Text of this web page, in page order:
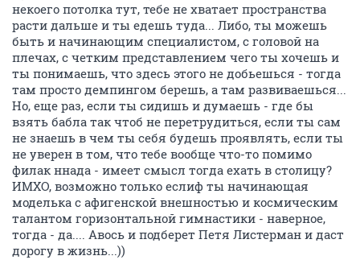
некоего потолка тут, тебе не хватает пространства
расти дальше и ты едешь туда... Либо, ты можешь
быть и начинающим специалистом, с головой на
плечах, с четким представлением чего ты хочешь и
ты понимаешь, что здесь этого не добьешься - тогда
там просто демпингом берешь, а там развиваешься...
Но, еще раз, если ты сидишь и думаешь - где бы
взять бабла так чтоб не перетрудиться, если ты сам
не знаешь в чем ты себя будешь проявлять, если ты
не уверен в том, что тебе вообще что-то помимо
филак ннада - имеет смысл тогда ехать в столицу?
ИМХО, возможно только еслиф ты начинающая
моделька с афигенской внешностью и космическим
талантом горизонтальной гимнастики - наверное,
тогда - да.... Авось и подберет Петя Листерман и даст
дорогу в жизнь...))